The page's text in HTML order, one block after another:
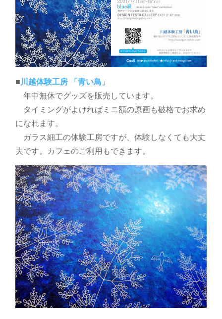
■川越体験工房 「青い鳥」
年中無休でグッズを販売しています。
タイミングがよければミニ額の原画も破格でお求め
になれます。
ガラス細工の体験工房ですが、体験しなくても大丈
夫です。カフェのご利用もできます。